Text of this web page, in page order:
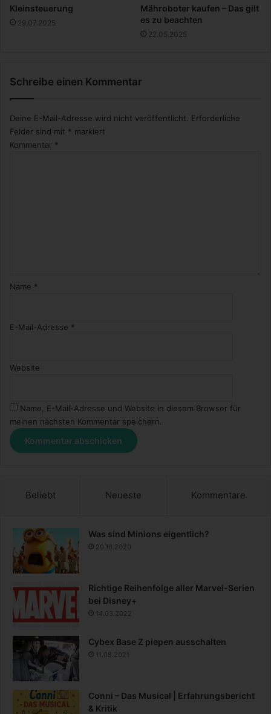
Kleinsteuerung
29.07.2025
Mähroboter kaufen – Das gilt
es zu beachten
22.05.2025
Schreibe einen Kommentar
Deine E-Mail-Adresse wird nicht veröffentlicht.
Erforderliche
Felder sind mit * markiert
Kommentar *
Name *
E-Mail-Adresse *
Website
Name, E-Mail-Adresse und Website in diesem Browser für
meinen nächsten Kommentar speichern.
Beliebt Neueste Kommentare
Was sind Minions eigentlich?
20.10.2020
Richtige Reihenfolge aller Marvel-Serien
bei Disney+
14.03.2022
Cybex Base Z piepen ausschalten
11.08.2021
Conni – Das Musical | Erfahrungsbericht
& Kritik